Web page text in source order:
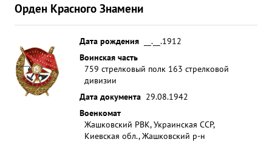
Орден Красного Знамени
Дата рождения
__.__.1912
Воинская часть
759 стрелковый полк 163 стрелковой
дивизии
Дата документа 29.08.1942
Военкомат
Жашковский РВК, Украинская ССР,
Киевская обл., Жашковский р-н